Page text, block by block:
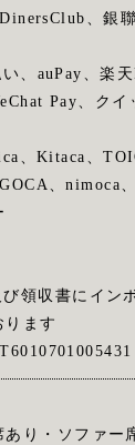
、銀
、auPay、楽
Pay、クイ
、Kitaca、
、nimoca
領収書にイン
ります
り・ソファー